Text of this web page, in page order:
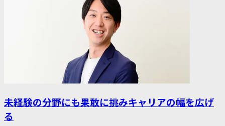
未経験の分野にも果敢に挑みキャリアの幅を広げ
る